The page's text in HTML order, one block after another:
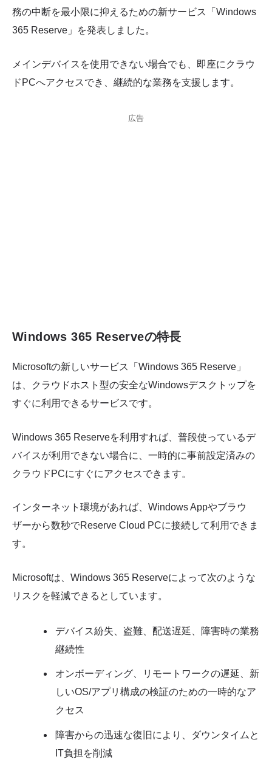
務の中断を最小限に抑えるための新サービス「Windows
365 Reserve」を発表しました。
メインデバイスを使用できない場合でも、即座にクラウ
ドPCへアクセスでき、継続的な業務を支援します。
広告
Windows 365 Reserveの特長
Microsoftの新しいサービス「Windows 365 Reserve」
は、クラウドホスト型の安全なWindowsデスクトップを
すぐに利用できるサービスです。
Windows 365 Reserveを利用すれば、普段使っているデ
バイスが利用できない場合に、一時的に事前設定済みの
クラウドPCにすぐにアクセスできます。
インターネット環境があれば、Windows Appやブラウ
ザーから数秒でReserve Cloud PCに接続して利用できま
す。
Microsoftは、Windows 365 Reserveによって次のような
リスクを軽減できるとしています。
デバイス紛失、盗難、配送遅延、障害時の業務
継続性
オンボーディング、リモートワークの遅延、新
しいOS/アプリ構成の検証のための一時的なア
クセス
障害からの迅速な復旧により、ダウンタイムと
IT負担を削減